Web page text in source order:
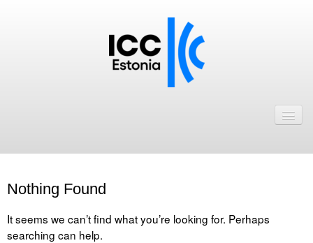
ICC Eesti liikmebaas
Liikmete pakkumised
Nothing Found
It seems we can’t find what you’re looking for. Perhaps
searching can help.